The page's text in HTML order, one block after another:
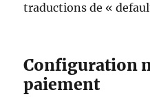
traductions de «
Configuration
paiement